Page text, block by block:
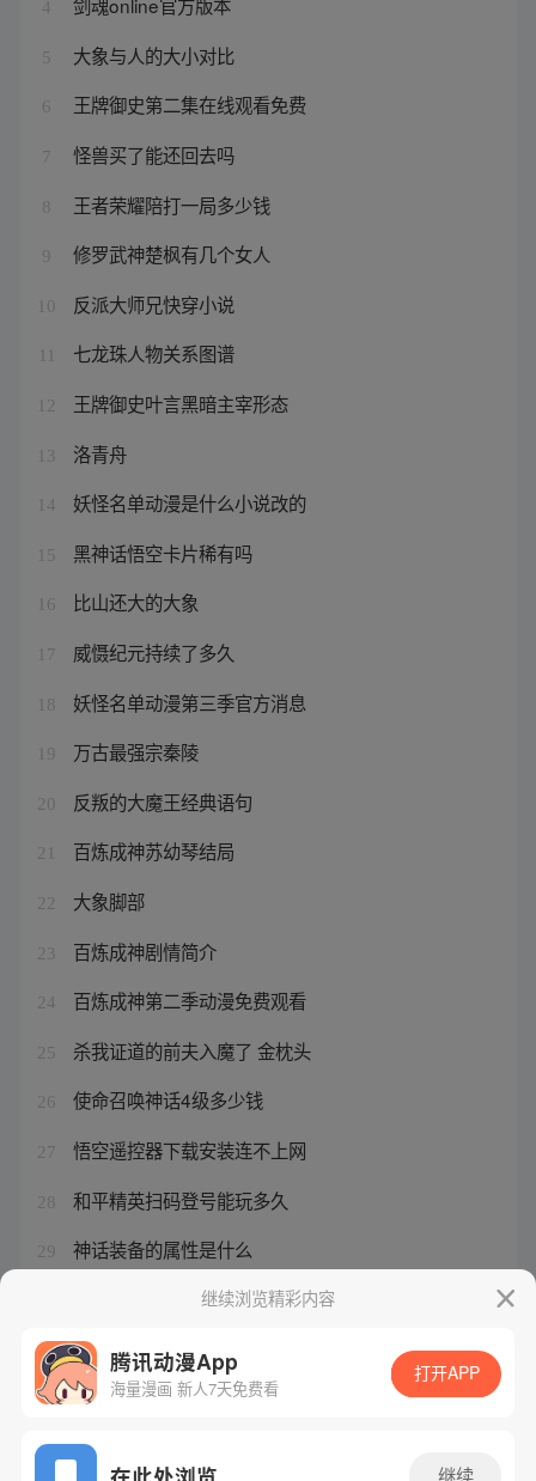
4
5 大象与人的大小对比
6 王牌御史第二集在线观看免费
7 怪兽买了能还回去吗
8 王者荣耀陪打一局多少钱
9 修罗武神楚枫有几个女人
10 反派大师兄快穿小说
七龙珠人物关系图谱
12 王牌御史叶言黑暗主宰形态
13 洛青舟
14 妖怪名单动漫是什么小说改的
15 黑神话悟空卡片稀有吗
16 比山还大的大象
17 威慑纪元持续了多久
18 妖怪名单动漫第三季官方消息
19 万古最强宗秦陵
20 反叛的大魔王经典语句
21 百炼成神苏幼琴结局
22 大象脚部
23 百炼成神剧情简介
24 百炼成神第二季动漫免费观看
25 杀我证道的前夫入魔了 金枕头
26 使命召唤神话4级多少钱
27 悟空遥控器下载安装连不上网
28 和平精英扫码登号能玩多久
29 神话装备的属性是什么
元尊漫画免费扑飞漫画继续浏览精彩内容
腾讯动漫App
海量漫画 新人7天免费看
打开APP
继续
网站备案/许可证号：粤B2-20090059-5